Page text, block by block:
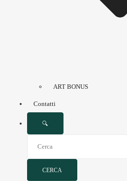
ART BONUS
Contatti
🔍
CERCA